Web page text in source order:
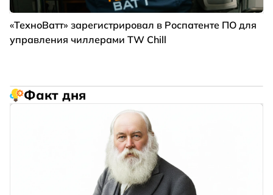
«ТехноВатт» зарегистрировал в Роспатенте ПО для
управления чиллерами TW Chill
Факт дня